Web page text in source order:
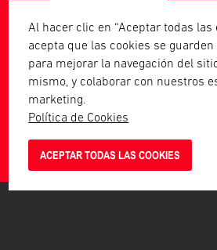
Al hacer clic en “Aceptar todas las
acepta que las cookies se
para mejorar la navegación del
mismo, y colaborar con nuestros
marketing.
Política de Cookies
ACEPTAR TODAS LAS COOKIES